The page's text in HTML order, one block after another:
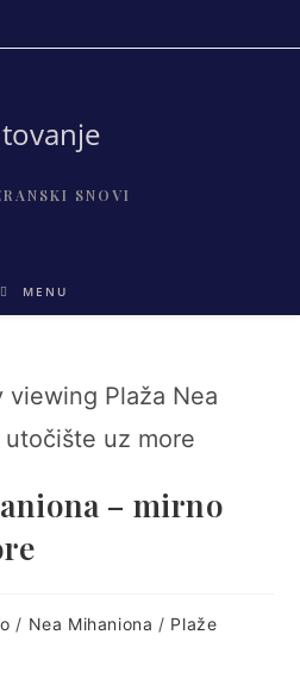
SNOVI
MENU
– mirno
/ Nea Mihaniona / Plaže